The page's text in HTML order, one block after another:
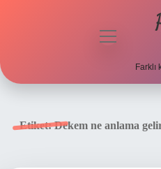
Politikası
menüyü
Etiket:Dekem ne anlama